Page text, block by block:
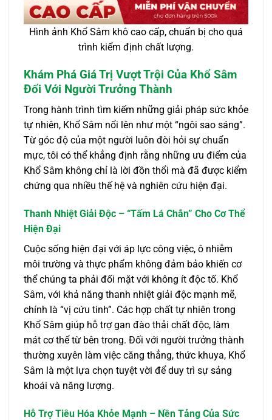
Hình ảnh Khổ Sâm khô cao cấp, chuẩn bị cho quá
trình kiểm định chất lượng.
Khám Phá Giá Trị Vượt Trội Của Khổ Sâm
Đối Với Người Trưởng Thành
Trong hành trình tìm kiếm những giải pháp sức khỏe
tự nhiên, Khổ Sâm nổi lên như một “ngôi sao sáng”.
Từ góc độ của một người luôn đòi hỏi sự chuẩn
mực, tôi có thể khẳng định rằng những ưu điểm của
Khổ Sâm không chỉ là lời đồn thổi mà đã được kiểm
chứng qua nhiều thế hệ và nghiên cứu hiện đại.
Thanh Nhiệt Giải Độc – “Tấm Lá Chắn” Cho Cơ Thể
Hiện Đại
Cuộc sống hiện đại với áp lực công việc, ô nhiễm
môi trường và thực phẩm không đảm bảo khiến cơ
thể chúng ta phải đối mặt với không ít độc tố. Khổ
Sâm, với khả năng thanh nhiệt giải độc mạnh mẽ,
chính là “vị cứu tinh”. Các hợp chất tự nhiên trong
Khổ Sâm giúp hỗ trợ gan đào thải chất độc, làm
mát cơ thể từ bên trong. Đối với người trưởng thành
thường xuyên làm việc căng thẳng, thức khuya, Khổ
Sâm là một lựa chọn tuyệt vời để duy trì sự sảng
khoái và năng lượng.
Hỗ Trợ Tiêu Hóa Khỏe Mạnh – Nền Tảng Của Sức